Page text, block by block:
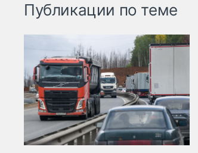
Публикации по теме